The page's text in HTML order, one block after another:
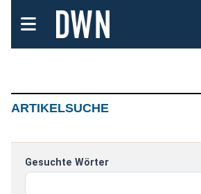
ARTIKELSUCHE
Gesuchte Wörter